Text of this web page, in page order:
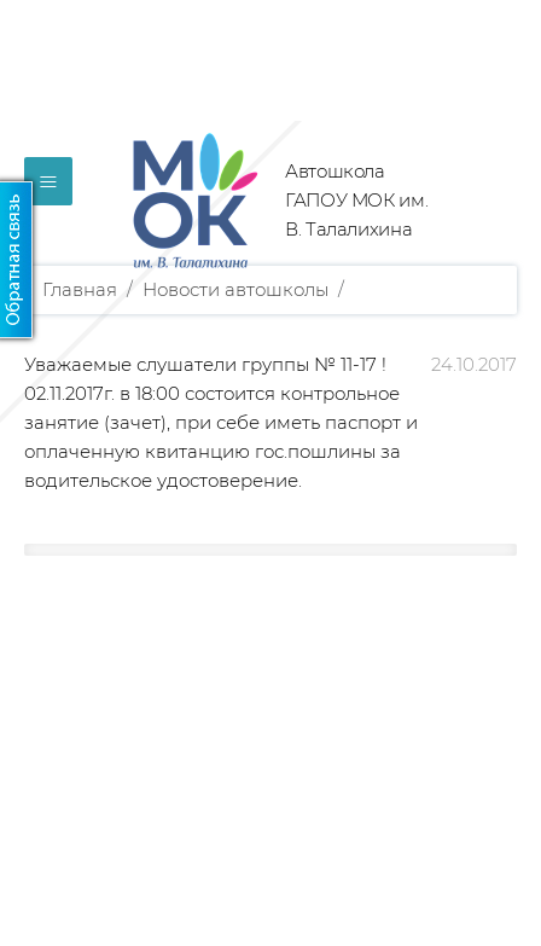
Автошкола
ГАПОУ МОК им.
В. Талалихина
≡
Главная / Новости автошколы /
24.10.2017
Уважаемые слушатели группы № 11-17 !
02.11.2017г. в 18:00 состоится контрольное
занятие (зачет), при себе иметь паспорт и
оплаченную квитанцию гос.пошлины за
водительское удостоверение.